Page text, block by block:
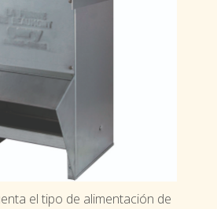
el tipo de alimentación de